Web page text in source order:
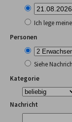
Ich lege
Personen
Siehe
Kategorie
Nachricht